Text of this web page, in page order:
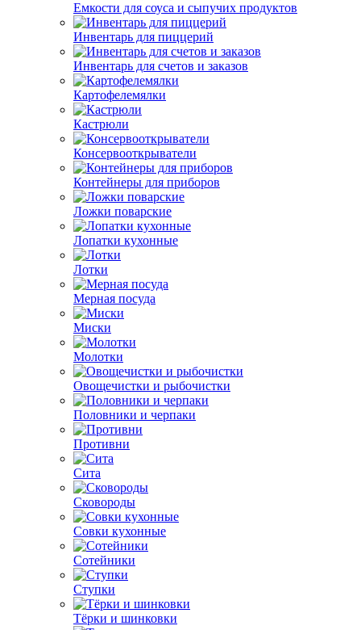
Емкости для соуса и сыпучих продуктов
Инвентарь для пиццерий
Инвентарь для счетов и заказов
Картофелемялки
Кастрюли
Консервооткрыватели
Контейнеры для приборов
Ложки поварские
Лопатки кухонные
Лотки
Мерная посуда
Миски
Молотки
Овощечистки и рыбочистки
Половники и черпаки
Противни
Сита
Сковороды
Совки кухонные
Сотейники
Ступки
Тёрки и шинковки